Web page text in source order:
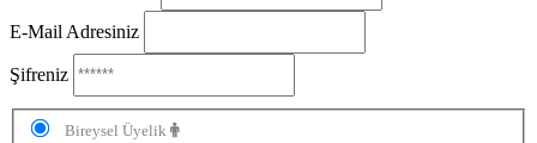
E-Mail Adresiniz
Şifreniz
Bireysel Üyelik